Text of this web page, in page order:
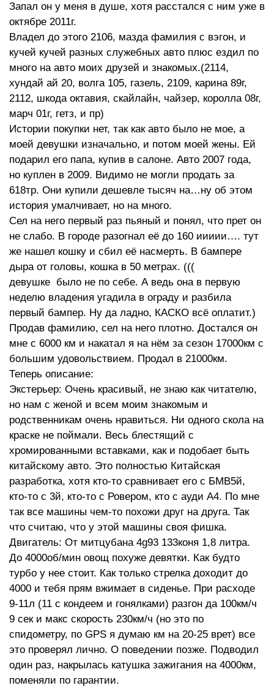
Ходовые качества
8
Запал он у меня в душе, хотя расстался с ним уже в
октябре 2011г.
Владел до этого 2106, мазда фамилия с вэгон, и
кучей кучей разных служебных авто плюс ездил по
много на авто моих друзей и знакомых.(2114,
хундай ай 20, волга 105, газель, 2109, карина 89г,
2112, шкода октавия, скайлайн, чайзер, королла 08г,
марч 01г, гетз, и пр)
Истории покупки нет, так как авто было не мое, а
моей девушки изначально, и потом моей жены. Ей
подарил его папа, купив в салоне. Авто 2007 года,
но куплен в 2009. Видимо не могли продать за
618тр. Они купили дешевле тысяч на…ну об этом
история умалчивает, но на много.
Сел на него первый раз пьяный и понял, что прет он
не слабо. В городе разогнал её до 160 иииии…. тут
же нашел кошку и сбил её насмерть. В бампере
дыра от головы, кошка в 50 метрах. (((
девушке было не по себе. А ведь она в первую
неделю владения угадила в ограду и разбила
первый бампер. Ну да ладно, КАСКО всё оплатит.)
Продав фамилию, сел на него плотно. Достался он
мне с 6000 км и накатал я на нём за сезон 17000км с
большим удовольствием. Продал в 21000км.
Теперь описание:
Экстерьер: Очень красивый, не знаю как читателю,
но нам с женой и всем моим знакомым и
родственникам очень нравиться. Ни одного скола на
краске не поймали. Весь блестящий с
хромированными вставками, как и подобает быть
китайскому авто. Это полностью Китайская
разработка, хотя кто-то сравнивает его с БМВ5й,
кто-то с 3й, кто-то с Ровером, кто с ауди А4. По мне
так все машины чем-то похожи друг на друга. Так
что считаю, что у этой машины своя фишка.
Двигатель: От митцубана 4g93 133коня 1,8 литра.
До 4000об/мин овощ похуже девятки. Как будто
турбо у нее стоит. Как только стрелка доходит до
4000 и тебя прям вжимает в сиденье. При расходе
9-11л (11 с кондеем и гонялками) разгон да 100км/ч
9 сек и макс скорость 230км/ч (но это по
спидометру, по GPS я думаю км на 20-25 врет) все
это проверял лично. О поведении позже. Подводил
один раз, накрылась катушка зажигания на 4000км,
поменяли по гарантии.